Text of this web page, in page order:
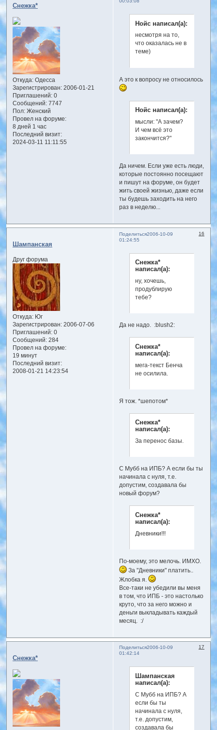
Снежка*
Откуда:Одесса
Зарегистрирован: 2006-01-21
Приглашений:0
Сообщений:7747
Пол:Женский
Провел на форуме:
8 дней 1 час
Последний визит:
2024-03-11 11:11:55
Нойс написал(а):
несмотря на то,
что оказалась не в
теме)
А это к вопросу не относилось
Нойс написал(а):
мысли: "А зачем?
И чем всё это
закончится?"
Да ничем. Если уже есть люди,
которые постоянно посещают
и пишут на форуме, он будет
жить своей жизнью, даже если
ты будешь заходить на него
раз в неделю...
Поделиться 16
2006-10-09
01:24:55
Шампанская
Друг форума
Откуда:Юг
Зарегистрирован: 2006-07-06
Приглашений:0
Сообщений:284
Провел на форуме:
19 минут
Последний визит:
2008-01-21 14:23:54
Снежка*
написал(а):
ну, хочешь,
продублирую
тебе?
Да не надо. :blush2:
Снежка*
написал(а):
мега-текст Бенча
не осилила.
Я тож. *шепотом*
Снежка*
написал(а):
За перенос базы.
С Мубб на ИПБ? А если бы ты
начинала с нуля, т.е.
допустим, создавала бы
новый форум?
Снежка*
написал(а):
Дневники!!!
По-моему, это мелочь. ИМХО.
За "Дневники" платить..
Жлобка я.
Все-таки не убедили вы меня
в том, что ИПБ - это настолько
круто, что за него можно и
деньги выкладывать каждый
месяц. :/
Поделиться 17
2006-10-09
01:42:14
Снежка*
Шампанская
написал(а):
С Мубб на ИПБ? А
если бы ты
начинала с нуля,
т.е. допустим,
создавала бы